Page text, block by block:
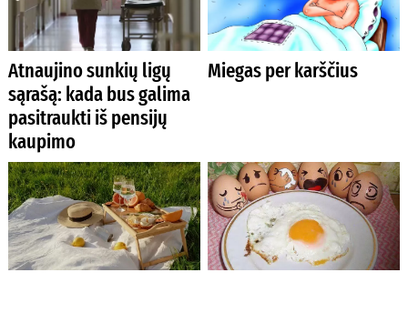
Atnaujino sunkių ligų
sąrašą: kada bus galima
pasitraukti iš pensijų
kaupimo
Miegas per karščius